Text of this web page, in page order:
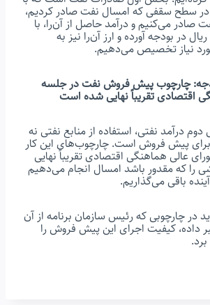
در سطح سقفی که امسال نفت صادر کردیم،
صادر می‌کنیم و درآمد حاصل از آن‌را، با
صورت ریال در بودجه آورده و ارز آن‌را نیز به
نیاز تخصیص می‌دهیم.
چارچوب پیش فروش نفت در جلسه
اقتصادی تقریباً نهایی شده است
درآمد نفتی، استفاده از منابع نفتی نه
برای پیش فروش است. چارچوب‌های این کار
عالی هماهنگی اقتصادی تقریباً نهایی
که مقدور باشد امسال انجام می‌دهیم
باقی می‌گذاریم.
در چارچوبی که رئیس سازمان برنامه از آن
داده، کیفیت اجرای این پیش فروش را